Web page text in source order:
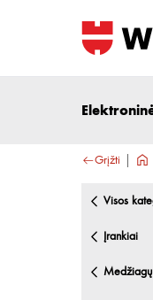
Grįžti
visos
įrankiai